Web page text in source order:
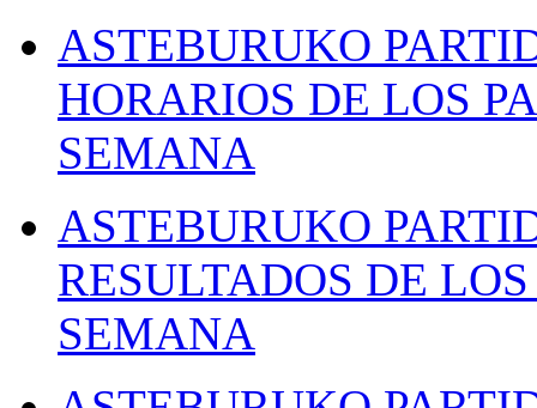
ASTEBURUKO
HORARIOS DE LOS
SEMANA
ASTEBURUKO
RESULTADOS DE
SEMANA